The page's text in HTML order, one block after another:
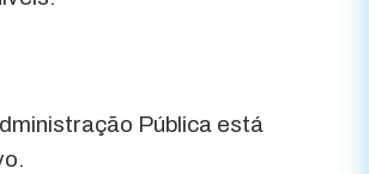
Pública está